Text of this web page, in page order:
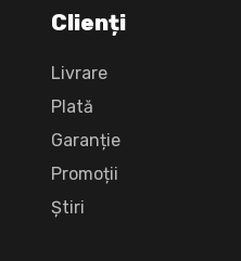
Clienți
Livrare
Plată
Garanție
Promoții
Știri